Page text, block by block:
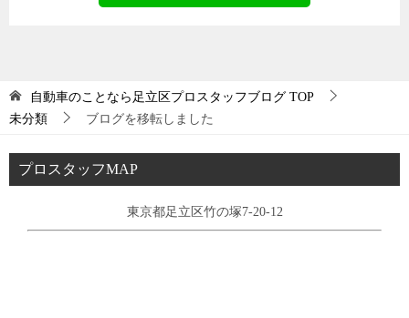
自動車のことなら足立区プロスタッフブログ TOP
未分類
ブログを移転しました
プロスタッフMAP
東京都足立区竹の塚7-20-12